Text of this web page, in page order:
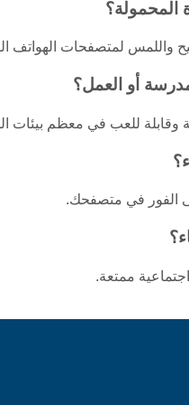
المحمولة؟
واللمس لمتصفحات الهواتف
أو العمل؟
وقابلة للعب في معظم بيئات
الفور في متصفحك.
ممتعة.